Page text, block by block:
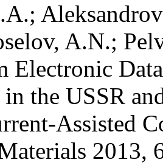
A.N.;
Electronic
the USSR
Assisted
2013,